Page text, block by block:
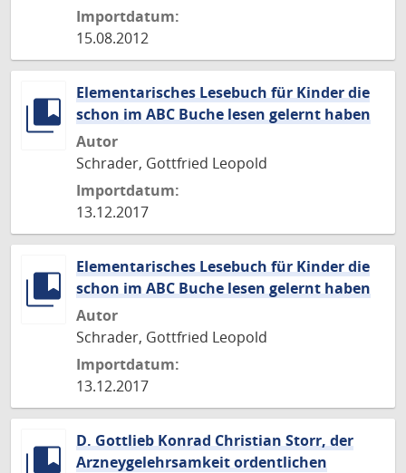
Importdatum:
15.08.2012
Elementarisches Lesebuch für Kinder die
schon im ABC Buche lesen gelernt haben
Autor
Schrader, Gottfried Leopold
Importdatum:
13.12.2017
Elementarisches Lesebuch für Kinder die
schon im ABC Buche lesen gelernt haben
Autor
Schrader, Gottfried Leopold
Importdatum:
13.12.2017
D. Gottlieb Konrad Christian Storr, der
Arzneygelehrsamkeit ordentlichen